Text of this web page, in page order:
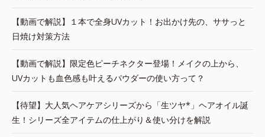
【動画で解説】１本で全身UVカット！お出かけ先の、ササっと
日焼け対策方法
【動画で解説】限定色ピーチネクター登場！メイクの上から、
UVカットも血色感も叶えるパウダーの使い方って？
【待望】大人気ヘアケアシリーズから「生ツヤ*」ヘアオイル誕
生！シリーズ全アイテムの仕上がり＆使い分けを解説